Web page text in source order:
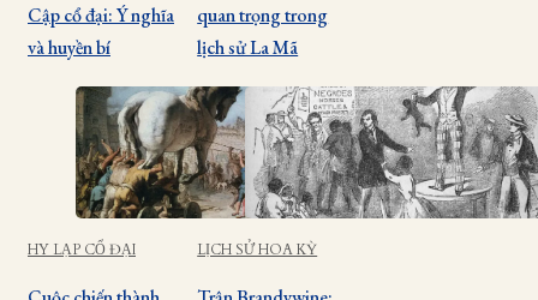
Cập cổ đại: Ý nghĩa
và huyền bí
quan trọng trong
lịch sử La Mã
HY LẠP CỔ ĐẠI LỊCH SỬ HOA KỲ